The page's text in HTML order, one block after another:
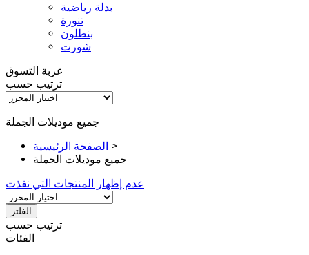
بدلة رياضية
تنورة
بنطلون
شورت
عربة التسوق
ترتيب حسب
جميع موديلات الجملة
الصفحة الرئيسية >
جميع موديلات الجملة
عدم إظهار المنتجات التي نفذت
الفلتر
ترتيب حسب
الفئات